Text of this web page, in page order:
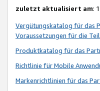
zuletzt aktualisiert am:
Vergütungskatalog für das
Voraussetzungen für die
Produktkatalog für das
Richtlinie für Mobile
Markenrichtlinien für das